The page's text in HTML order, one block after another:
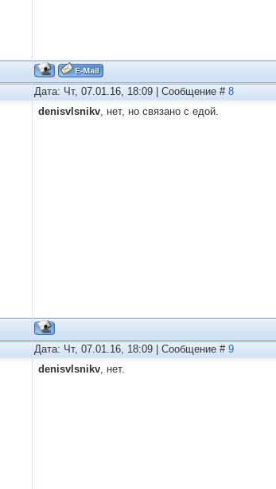
Дата: Чт, 07.01.16, 18:09 | Сообщение # 8
denisvlsnikv, нет, но связано с едой.
Дата: Чт, 07.01.16, 18:09 | Сообщение # 9
denisvlsnikv, нет.